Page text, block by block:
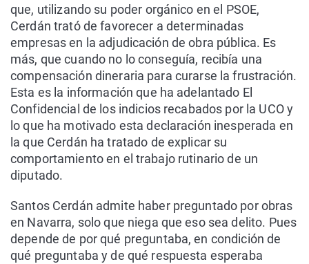
que, utilizando su poder orgánico en el PSOE,
Cerdán trató de favorecer a determinadas
empresas en la adjudicación de obra pública. Es
más, que cuando no lo conseguía, recibía una
compensación dineraria para curarse la frustración.
Esta es la información que ha adelantado El
Confidencial de los indicios recabados por la UCO y
lo que ha motivado esta declaración inesperada en
la que Cerdán ha tratado de explicar su
comportamiento en el trabajo rutinario de un
diputado.
Santos Cerdán admite haber preguntado por obras
en Navarra, solo que niega que eso sea delito. Pues
depende de por qué preguntaba, en condición de
qué preguntaba y de qué respuesta esperaba